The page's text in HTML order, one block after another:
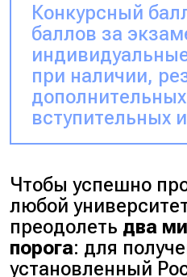
Конкурсный
баллов за
при наличии,
дополнительных
вступительных
Чтобы успешно
любой
преодолеть два
порога: для
установленный